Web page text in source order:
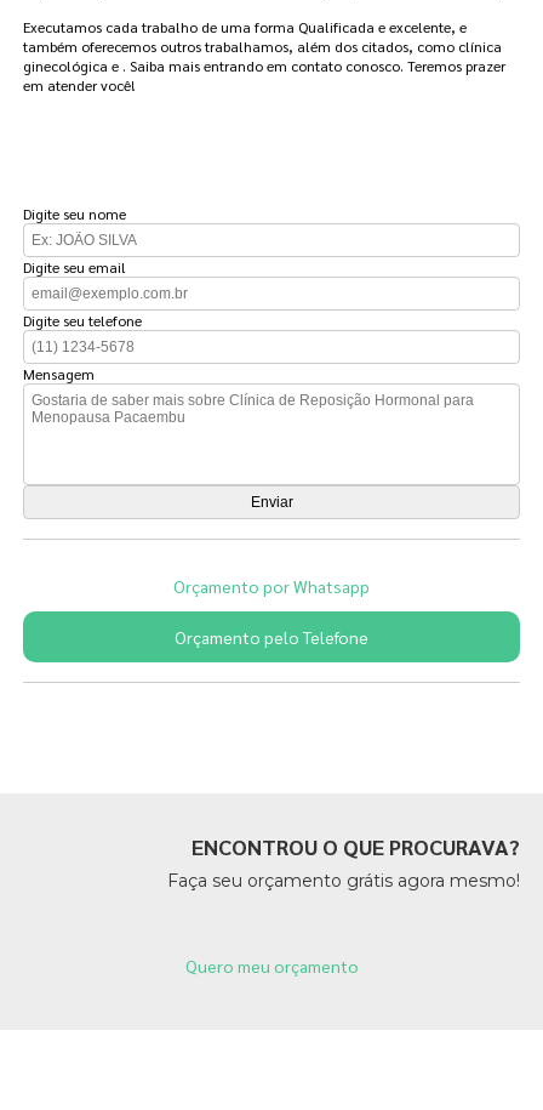
Executamos cada trabalho de uma forma Qualificada e excelente, e
também oferecemos outros trabalhamos, além dos citados, como clínica
ginecológica e . Saiba mais entrando em contato conosco. Teremos prazer
em atender você!
Digite seu nome
Digite seu email
Digite seu telefone
Mensagem
Orçamento por Whatsapp
Orçamento pelo Telefone
ENCONTROU O QUE PROCURAVA?
Faça seu orçamento grátis agora mesmo!
Quero meu orçamento